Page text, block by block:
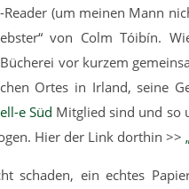
(um meinen Mann
von Colm Tóibín.
vor kurzem
Ortes in Irland, seine
e Süd Mitglied sind und so
Hier der Link dorthin >>
schaden, ein echtes